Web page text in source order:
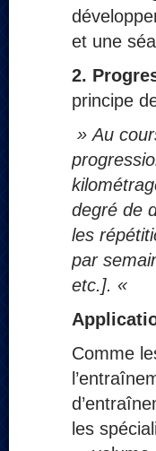
et une
2.
principe
» Au
degré de
les
par
etc.]. «
Comme
les